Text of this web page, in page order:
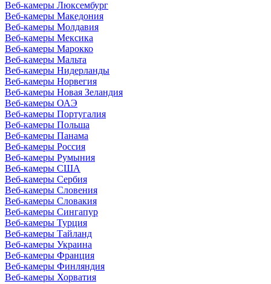
Веб-камеры Люксембург
Веб-камеры Македония
Веб-камеры Молдавия
Веб-камеры Мексика
Веб-камеры Марокко
Веб-камеры Мальта
Веб-камеры Нидерланды
Веб-камеры Норвегия
Веб-камеры Новая Зеландия
Веб-камеры ОАЭ
Веб-камеры Португалия
Веб-камеры Польша
Веб-камеры Панама
Веб-камеры Россия
Веб-камеры Румыния
Веб-камеры США
Веб-камеры Сербия
Веб-камеры Словения
Веб-камеры Словакия
Веб-камеры Сингапур
Веб-камеры Турция
Веб-камеры Тайланд
Веб-камеры Украина
Веб-камеры Франция
Веб-камеры Финляндия
Веб-камеры Хорватия